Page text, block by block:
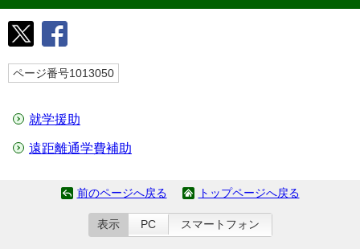
ページ番号1013050
就学援助
遠距離通学費補助
前のページへ戻る トップページへ戻る
表示 PC スマートフォン